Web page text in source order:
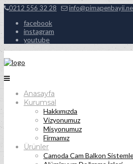
0212 556 32 28
facebook
instagram
youtube
Anasayfa
Kurumsal
Hakkımızda
Vizyonumuz
Misyonumuz
Firmamız
Ürünler
Camoda Cam Balkon